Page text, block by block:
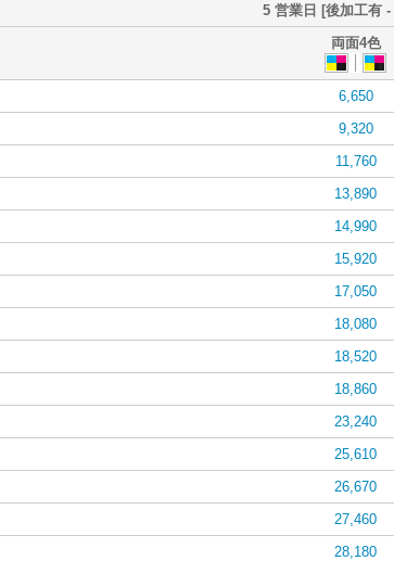
5 営業日 [後加工有 -
両面4色
6,650
9,320
11,760
13,890
14,990
15,920
17,050
18,080
18,520
18,860
23,240
25,610
26,670
27,460
28,180